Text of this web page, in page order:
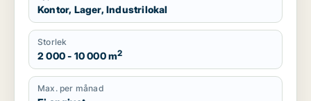
Kontor, Lager, Industrilokal
Storlek
2 000 - 10 000 m2
Max. per månad